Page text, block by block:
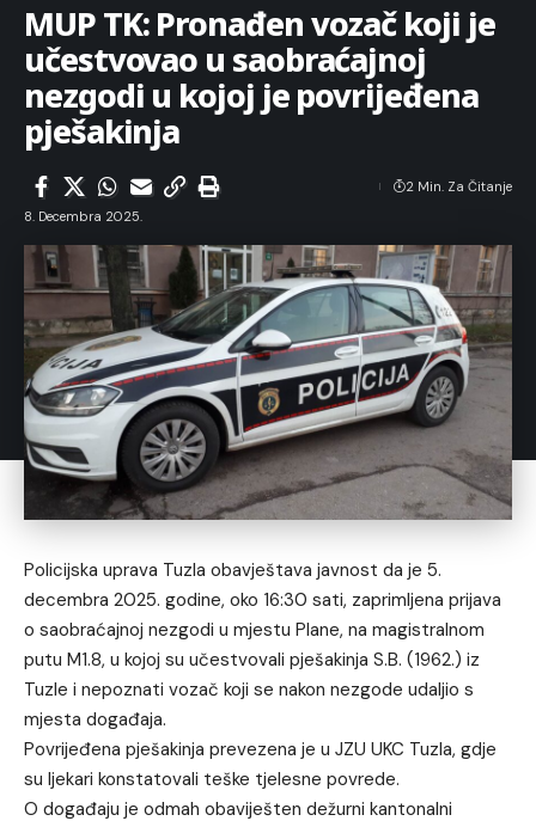
MUP TK: Pronađen vozač koji je
učestvovao u saobraćajnoj
nezgodi u kojoj je povrijeđena
pješakinja
8. Decembra 2025.
2 Min. Za Čitanje
Policijska uprava Tuzla obavještava javnost da je 5.
decembra 2025. godine, oko 16:30 sati, zaprimljena prijava
o saobraćajnoj nezgodi u mjestu Plane, na magistralnom
putu M1.8, u kojoj su učestvovali pješakinja S.B. (1962.) iz
Tuzle i nepoznati vozač koji se nakon nezgode udaljio s
mjesta događaja.
Povrijeđena pješakinja prevezena je u JZU UKC Tuzla, gdje
su ljekari konstatovali teške tjelesne povrede.
O događaju je odmah obaviješten dežurni kantonalni